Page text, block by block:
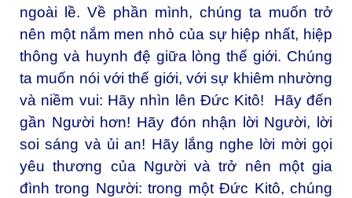
ngoài lề. Về phần mình, chúng ta muốn trở
nên một nắm men nhỏ của sự hiệp nhất, hiệp
thông và huynh đệ giữa lòng thế giới. Chúng
ta muốn nói với thế giới, với sự khiêm nhường
và niềm vui: Hãy nhìn lên Đức Kitô! Hãy đến
gần Người hơn! Hãy đón nhận lời Người, lời
soi sáng và ủi an! Hãy lắng nghe lời mời gọi
yêu thương của Người và trở nên một gia
đình trong Người: trong một Đức Kitô, chúng